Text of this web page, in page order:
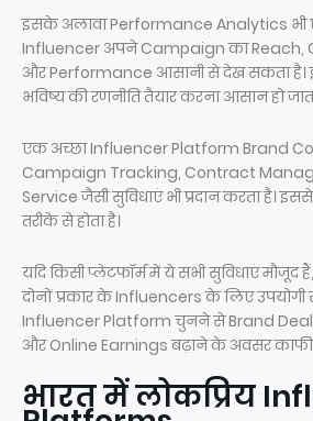
इसके अलावा Performance Analytics भी
Influencer अपने Campaign का Reach,
और Performance आसानी से देख सकता
भविष्य की रणनीति तैयार करना आसान हो
एक अच्छा Influencer Platform Brand
Campaign Tracking, Contract
Service जैसी सुविधाएं भी प्रदान करता है।
तरीके से होता है।
यदि किसी प्लेटफॉर्म में ये सभी सुविधाएं
दोनों प्रकार के Influencers के लिए उपयोगी
Influencer Platform चुनने से Brand
और Online Earnings बढ़ाने के अवसर काफी
भारत में लोकप्रिय